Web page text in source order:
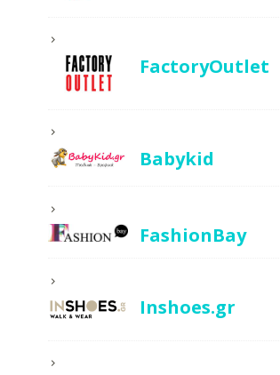
FactoryOutlet
Babykid
FashionBay
Inshoes.gr